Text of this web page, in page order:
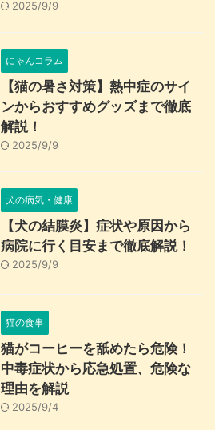
2025/9/9
にゃんコラム
【猫の暑さ対策】熱中症のサイ
ンからおすすめグッズまで徹底
解説！
2025/9/9
犬の病気・健康
【犬の結膜炎】症状や原因から
病院に行く目安まで徹底解説！
2025/9/9
猫の食事
猫がコーヒーを舐めたら危険！
中毒症状から応急処置、危険な
理由を解説
2025/9/4